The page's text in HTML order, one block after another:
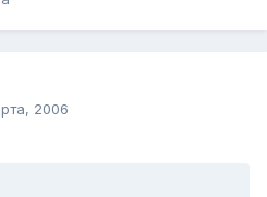
2006